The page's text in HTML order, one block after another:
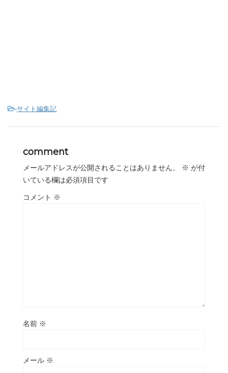
-サイト編集記
comment
メールアドレスが公開されることはありません。 ※ が付
いている欄は必須項目です
コメント ※
名前 ※
メール ※